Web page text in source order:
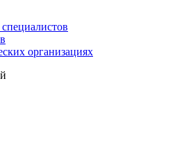
организациях